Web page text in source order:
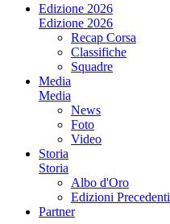
Edizione 2026
Edizione 2026
Recap Corsa
Classifiche
Squadre
Media
Media
News
Foto
Video
Storia
Storia
Albo d'Oro
Edizioni Precedenti
Partner